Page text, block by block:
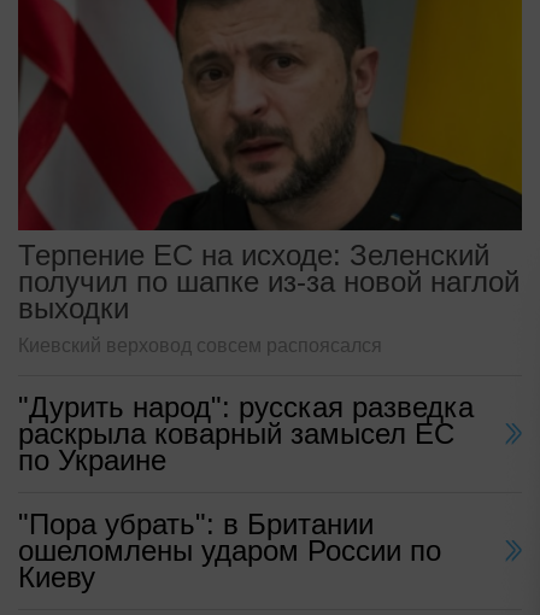
Терпение ЕС на исходе: Зеленский
получил по шапке из-за новой наглой
выходки
Киевский верховод совсем распоясался
"Дурить народ": русская разведка
раскрыла коварный замысел ЕС
по Украине
"Пора убрать": в Британии
ошеломлены ударом России по
Киеву